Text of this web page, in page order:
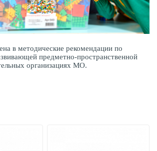
в методические рекомендации по
предметно-пространственной
организациях МО.